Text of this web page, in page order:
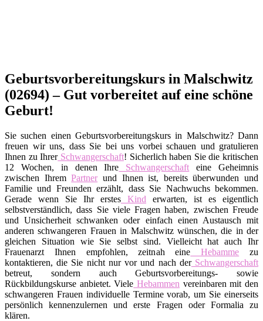
Geburtsvorbereitungskurs in Malschwitz
(02694) – Gut vorbereitet auf eine schöne
Geburt!
Sie suchen einen Geburtsvorbereitungskurs in Malschwitz? Dann
freuen wir uns, dass Sie bei uns vorbei schauen und gratulieren
Ihnen zu IhrerSchwangerschaft! Sicherlich haben Sie die kritischen
12 Wochen, in denen Ihre Schwangerschaft eine Geheimnis
zwischen IhremPartnerund Ihnen ist, bereits überwunden und
Familie und Freunden erzählt, dass Sie Nachwuchs bekommen.
Gerade wenn Sie Ihr erstes Kind erwarten, ist es eigentlich
selbstverständlich, dass Sie viele Fragen haben, zwischen Freude
und Unsicherheit schwanken oder einfach einen Austausch mit
anderen schwangeren Frauen in Malschwitz wünschen, die in der
gleichen Situation wie Sie selbst sind. Vielleicht hat auch Ihr
Frauenarzt Ihnen empfohlen, zeitnah eine Hebamme zu
kontaktieren, die Sie nicht nur vor und nach derSchwangerschaft
betreut, sondern auch Geburtsvorbereitungs- sowie
Rückbildungskurse anbietet. Viele Hebammen vereinbaren mit den
schwangeren Frauen individuelle Termine vorab, um Sie einerseits
persönlich kennenzulernen und erste Fragen oder Formalia zu
klären.